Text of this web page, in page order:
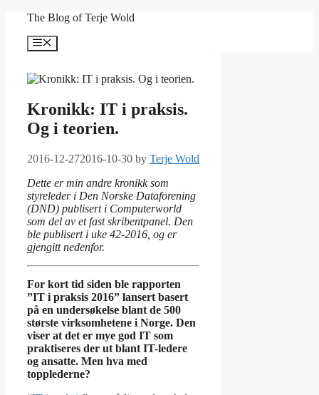
content
The Blog of Terje Wold
Menu
Kronikk: IT i praksis.
Og i teorien.
2016-12-272016-10-30 by Terje Wold
Dette er min andre kronikk som
styreleder i Den Norske Dataforening
(DND) publisert i Computerworld
som del av et fast skribentpanel. Den
ble publisert i uke 42-2016, og er
gjengitt nedenfor.
For kort tid siden ble rapporten
”IT i praksis 2016” lansert basert
på en undersøkelse blant de 500
største virksomhetene i Norge. Den
viser at det er mye god IT som
praktiseres der ut blant IT-ledere
og ansatte. Men hva med
topplederne?